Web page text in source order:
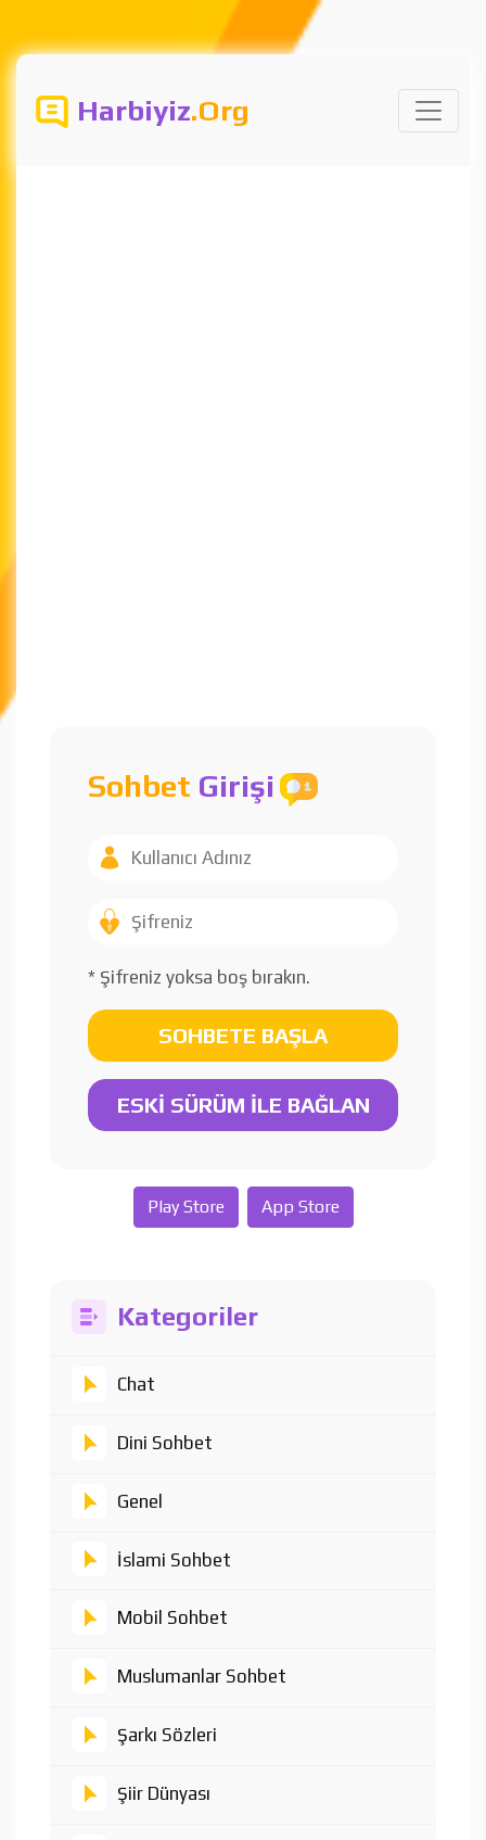
Harbiyiz.Org
Sohbet Girişi
* Şifreniz yoksa boş bırakın.
SOHBETE BAŞLA
ESKİ SÜRÜM İLE BAĞLAN
Play Store App Store
Kategoriler
Chat
Dini Sohbet
Genel
İslami Sohbet
Mobil Sohbet
Muslumanlar Sohbet
Şarkı Sözleri
Şiir Dünyası